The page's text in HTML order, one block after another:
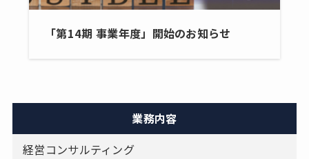
「第14期 事業年度」開始のお知らせ
業務内容
経営コンサルティング